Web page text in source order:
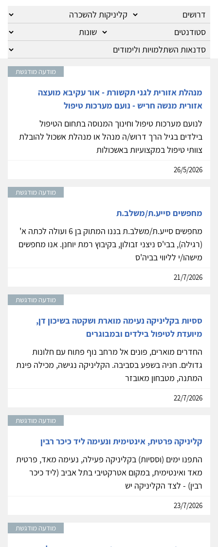
מודעה מודגשת
מנהלת אזורית לגני תקשורת - אור עקיבא מועצה
אזורית מנשה חריש - נועם מערכות טיפול
לנועם מערכות טיפול וחינוך המנוסה בתחום הטיפול
בילדים בגיל הרך דרוש/ה מנהל או מנהלת אשכול להובלת
צוותי טיפול במקצועיות באשכולות
26/5/2026
מודעה מודגשת
מחפשים סייע.ת/משלב.ת
מחפשים סייע.ת/משלב.ת בננו המתוק בן 6 ועולה לכתה א'
(רגילה), בבי'ס ניצני זבולון, בקיבוץ רמת יוחנן. אנו מחפשים
מישהו/י לליווי בביה'ס
21/7/2026
מודעה מודגשת
ססיות בקליניקה נעימה מוארת ושקטה בשיכון דן,
מיועדת לטיפול בילדים ובמבוגרים
החדרים מוארים, פונים אל מרחב נוף פתוח עם חלונות
גדולים. חניה בשפע בסביבה. הקליניקה נגישה, מכילה פינת
המתנה, מטבחון מאובזר
22/7/2026
מודעה מודגשת
קליניקה פרטית, אינטימית ונעימה ליד כיכר רבין
התפנו ימים (וססיות) בקליניקה פעילה, נעימה מאד, פרטית
מאד ואינטימית, במקום אטרקטיבי בתל אביב (ליד כיכר
רבין) - לצד הקליניקה יש
23/7/2026
מודעה מודגשת